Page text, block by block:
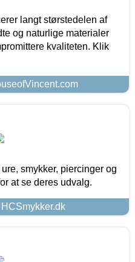
langt størstedelen af
og naturlige materialer
kvaliteten. Klik
smykker, piercinger og
at se deres udvalg.